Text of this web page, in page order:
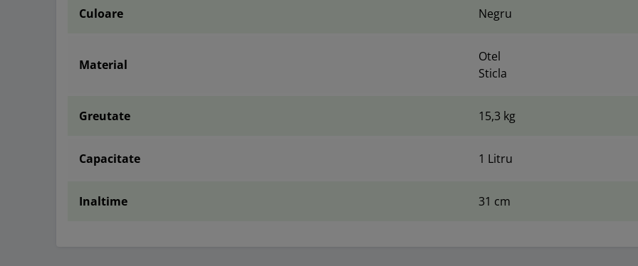
Culoare Negru
Material
Otel
Sticla
Greutate 15,3 kg
Capacitate 1 Litru
Inaltime 31 cm